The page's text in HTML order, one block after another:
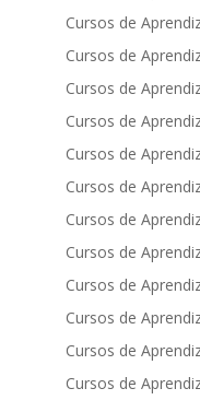
Cursos de
Cursos de
Cursos de
Cursos de
Cursos de
Cursos de
Cursos de
Cursos de
Cursos de
Cursos de
Cursos de
Cursos de